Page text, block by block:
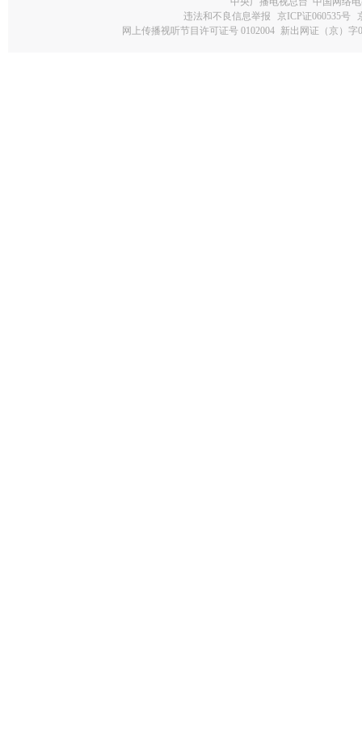
违法和不良信息举报
京ICP证060535号
网上传播视听节目许可证号 0102004 新出网证（京）